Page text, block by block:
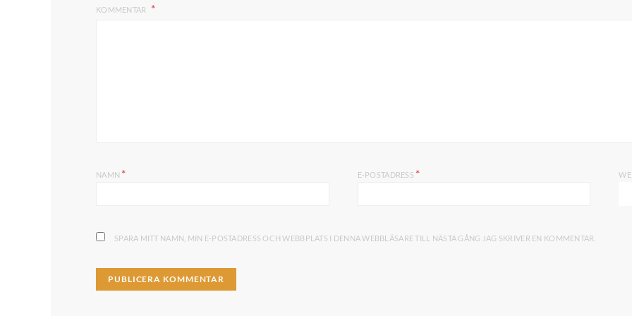
KOMMENTAR
NAMN * E-POSTADRESS *
SPARA MITT NAMN, MIN E-POSTADRESS OCH WEBBPLATS I DENNA WEBBLÄSARE TILL NÄSTA GÅNG JAG SKRIVER EN KOMMENTAR.